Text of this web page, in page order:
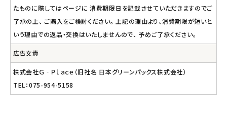
たものに際してはページに 消費期限日を記載させていただきますのでご
了承の上、 ご購入をご検討ください。 上記の理由より、消費期限が短いと
いう理由での返品・交換はいたしませんので、 予めご了承ください。
広告文責
株式会社Ｇ‐Ｐｌａｃｅ（旧社名 日本グリーンパックス株式会社）
TEL：075-954-5158